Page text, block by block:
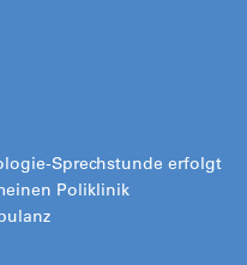
Sprechstunde erfolgt
Poliklinik